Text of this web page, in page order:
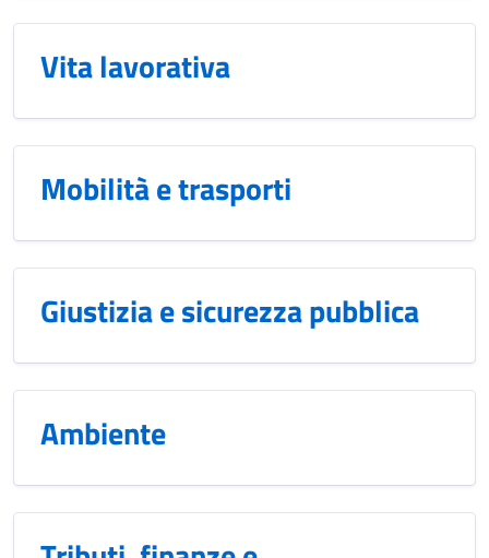
Vita lavorativa
Mobilità e trasporti
Giustizia e sicurezza pubblica
Ambiente